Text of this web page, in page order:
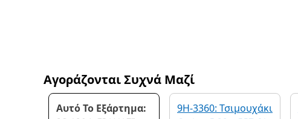
Αγοράζονται Συχνά Μαζί
Αυτό Το Εξάρτημα:
9H-3360: Τσιμουχάκι